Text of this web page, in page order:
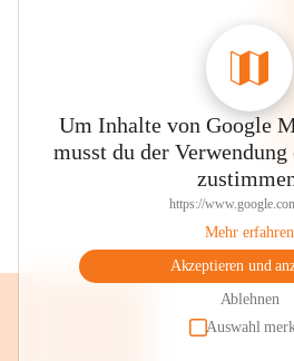
Um Inhalte von Google
musst du der
https://
Mehr erfahren
Akzeptieren und
Ablehnen
Auswahl